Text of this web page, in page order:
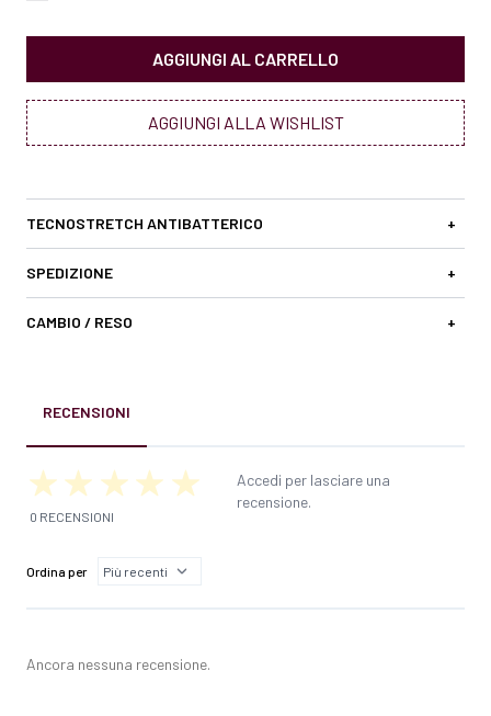
AGGIUNGI AL CARRELLO
AGGIUNGI ALLA WISHLIST
TECNOSTRETCH ANTIBATTERICO +
SPEDIZIONE +
CAMBIO / RESO +
RECENSIONI
0 RECENSIONI
Accedi per lasciare una
recensione.
Ordina per
Ancora nessuna recensione.